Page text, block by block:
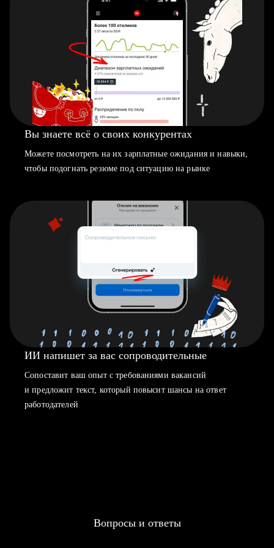
Вы знаете всё о своих конкурентах
Можете посмотреть на их зарплатные ожидания и навыки,
чтобы подогнать резюме под ситуацию на рынке
ИИ напишет за вас сопроводительные
Сопоставит ваш опыт с требованиями вакансий
и предложит текст, который повысит шансы на ответ
работодателей
Вопросы и ответы